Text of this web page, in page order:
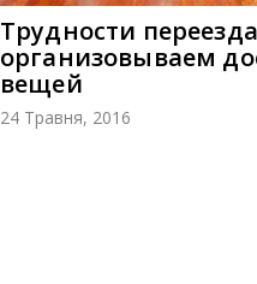
Трудности
организовываем
вещей
24 Травня, 2016